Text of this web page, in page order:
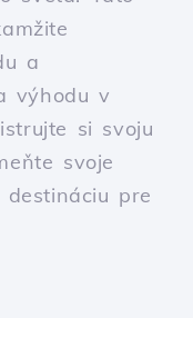
a
výhodu v
si svoju
svoje
pre